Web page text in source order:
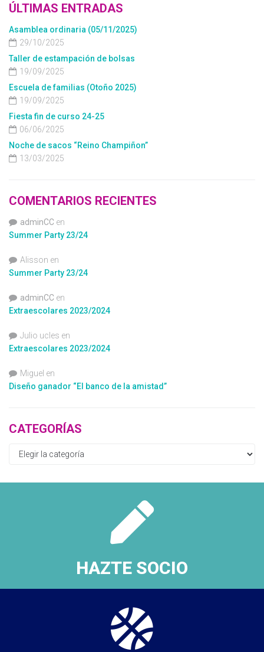
ÚLTIMAS ENTRADAS
Asamblea ordinaria (05/11/2025)
29/10/2025
Taller de estampación de bolsas
19/09/2025
Escuela de familias (Otoño 2025)
19/09/2025
Fiesta fin de curso 24-25
06/06/2025
Noche de sacos “Reino Champiñon”
13/03/2025
COMENTARIOS RECIENTES
adminCC en
Summer Party 23/24
Alisson en
Summer Party 23/24
adminCC en
Extraescolares 2023/2024
Julio ucles en
Extraescolares 2023/2024
Miguel en
Diseño ganador “El banco de la amistad”
CATEGORÍAS
HAZTE SOCIO